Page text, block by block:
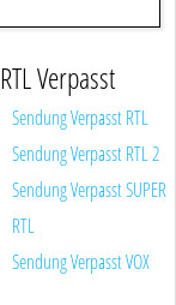
RTL Verpasst
Sendung Verpasst RTL
Sendung Verpasst RTL 2
Sendung Verpasst SUPER
RTL
Sendung Verpasst VOX